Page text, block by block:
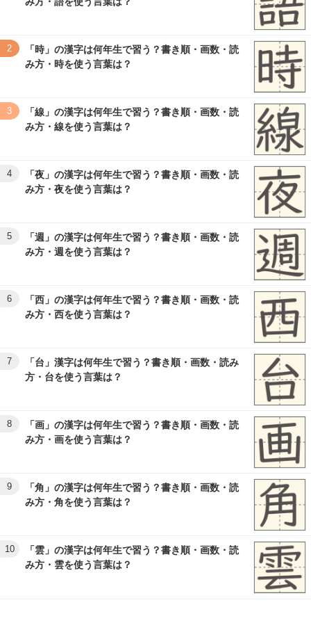
2
「時」の漢字は何年生で習う？書き順・画数・読
み方・時を使う言葉は？
3
「線」の漢字は何年生で習う？書き順・画数・読
み方・線を使う言葉は？
4
「夜」の漢字は何年生で習う？書き順・画数・読
み方・夜を使う言葉は？
5
「週」の漢字は何年生で習う？書き順・画数・読
み方・週を使う言葉は？
6
「西」の漢字は何年生で習う？書き順・画数・読
み方・西を使う言葉は？
7
「台」漢字は何年生で習う？書き順・画数・読み
方・台を使う言葉は？
8
「画」の漢字は何年生で習う？書き順・画数・読
み方・画を使う言葉は？
9
「角」の漢字は何年生で習う？書き順・画数・読
み方・角を使う言葉は？
10
「雲」の漢字は何年生で習う？書き順・画数・読
み方・雲を使う言葉は？